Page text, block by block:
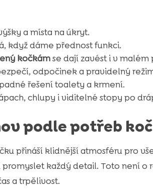
a místa na úkryt.
když dáme přednost funkci.
kočkámse dají zavést i v malém
odpočinek a pravidelný
řešení toalety a krmení.
chlupy i viditelné stopy po
podle potřeb
přináší klidnější atmosféru pro
každý detail. Toto není o
a trpělivost.